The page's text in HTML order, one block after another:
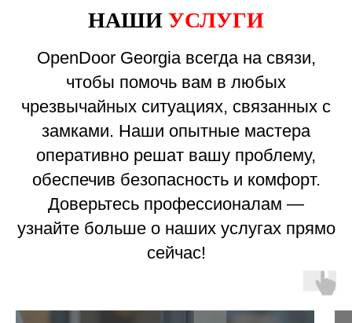
НАШИ УСЛУГИ
OpenDoor Georgia всегда на связи,
чтобы помочь вам в любых
чрезвычайных ситуациях, связанных с
замками. Наши опытные мастера
оперативно решат вашу проблему,
обеспечив безопасность и комфорт.
Доверьтесь профессионалам —
узнайте больше о наших услугах прямо
сейчас!